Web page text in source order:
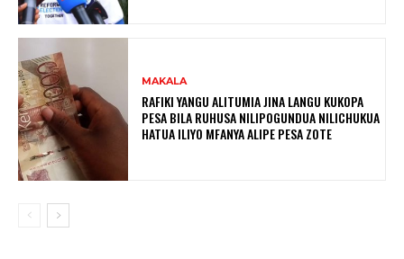
MAKALA
RAFIKI YANGU ALITUMIA JINA LANGU KUKOPA
PESA BILA RUHUSA NILIPOGUNDUA NILICHUKUA
HATUA ILIYO MFANYA ALIPE PESA ZOTE